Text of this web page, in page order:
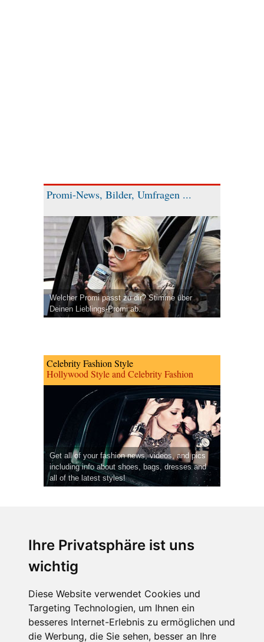
Ihre Privatsphäre ist uns
wichtig
Diese Website verwendet Cookies und
Targeting Technologien, um Ihnen ein
besseres Internet-Erlebnis zu ermöglichen und
die Werbung, die Sie sehen, besser an Ihre
Promi-News, Bilder, Umfragen ...
Welcher Promi passt zu dir? Stimme über
Deinen Lieblings-Promi ab.
Celebrity Fashion Style
Hollywood Style and Celebrity Fashion
Get all of your fashion news, videos, and pics
including info about shoes, bags, dresses and
all of the latest styles!
CPost.org © 2013-2023 The Celebrity Post.
Terms of Use | Privacy|Cookies Policy( Einstellungen ändern )
About Us